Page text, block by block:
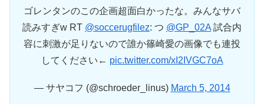
ゴレンタンのこの企画超面白かったな。みんなサバ
読みすぎw RT @soccerugfilez: つ @GP_02A 試合内
容に刺激が足りないので誰か篠崎愛の画像でも連投
してください← pic.twitter.com/xI2IVGC7oA
— サヤコフ (@schroeder_linus) March 5, 2014